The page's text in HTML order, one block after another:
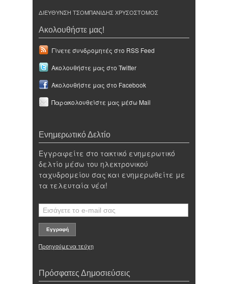
ΔΙΕΥΘΥΝΣΗ ΤΣΟΜΠΑΝΙΔΗΣ ΧΡΥΣΟΣΤΟΜΟΣ
Ακολουθήστε μας!
Γίνετε συνδρομητές στο RSS Feed
Ακολουθήστε μας στο Twitter
Ακολουθήστε μας στο Facebook
Παρακολουθείστε μας μέσω Mail
Ενημερωτικό Δελτίο
Εγγραφείτε στο τακτικό ενημερωτικό
δελτίο μέσω του ηλεκτρονικού
ταχυδρομείου σας και ενημερωθείτε με
τα τελευταία νέα!
Προηγούμενα τεύχη
Πρόσφατες Δημοσιεύσεις